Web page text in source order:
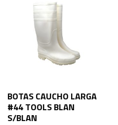
BOTAS CAUCHO LARGA
#44 TOOLS BLAN
S/BLAN